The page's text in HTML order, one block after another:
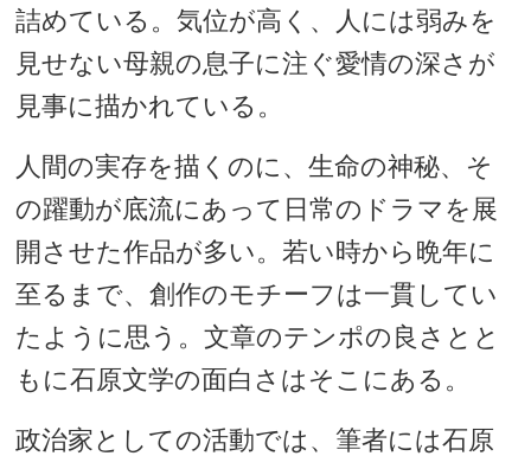
詰めている。気位が高く、人には弱みを
見せない母親の息子に注ぐ愛情の深さが
見事に描かれている。
人間の実存を描くのに、生命の神秘、そ
の躍動が底流にあって日常のドラマを展
開させた作品が多い。若い時から晩年に
至るまで、創作のモチーフは一貫してい
たように思う。文章のテンポの良さとと
もに石原文学の面白さはそこにある。
政治家としての活動では、筆者には石原